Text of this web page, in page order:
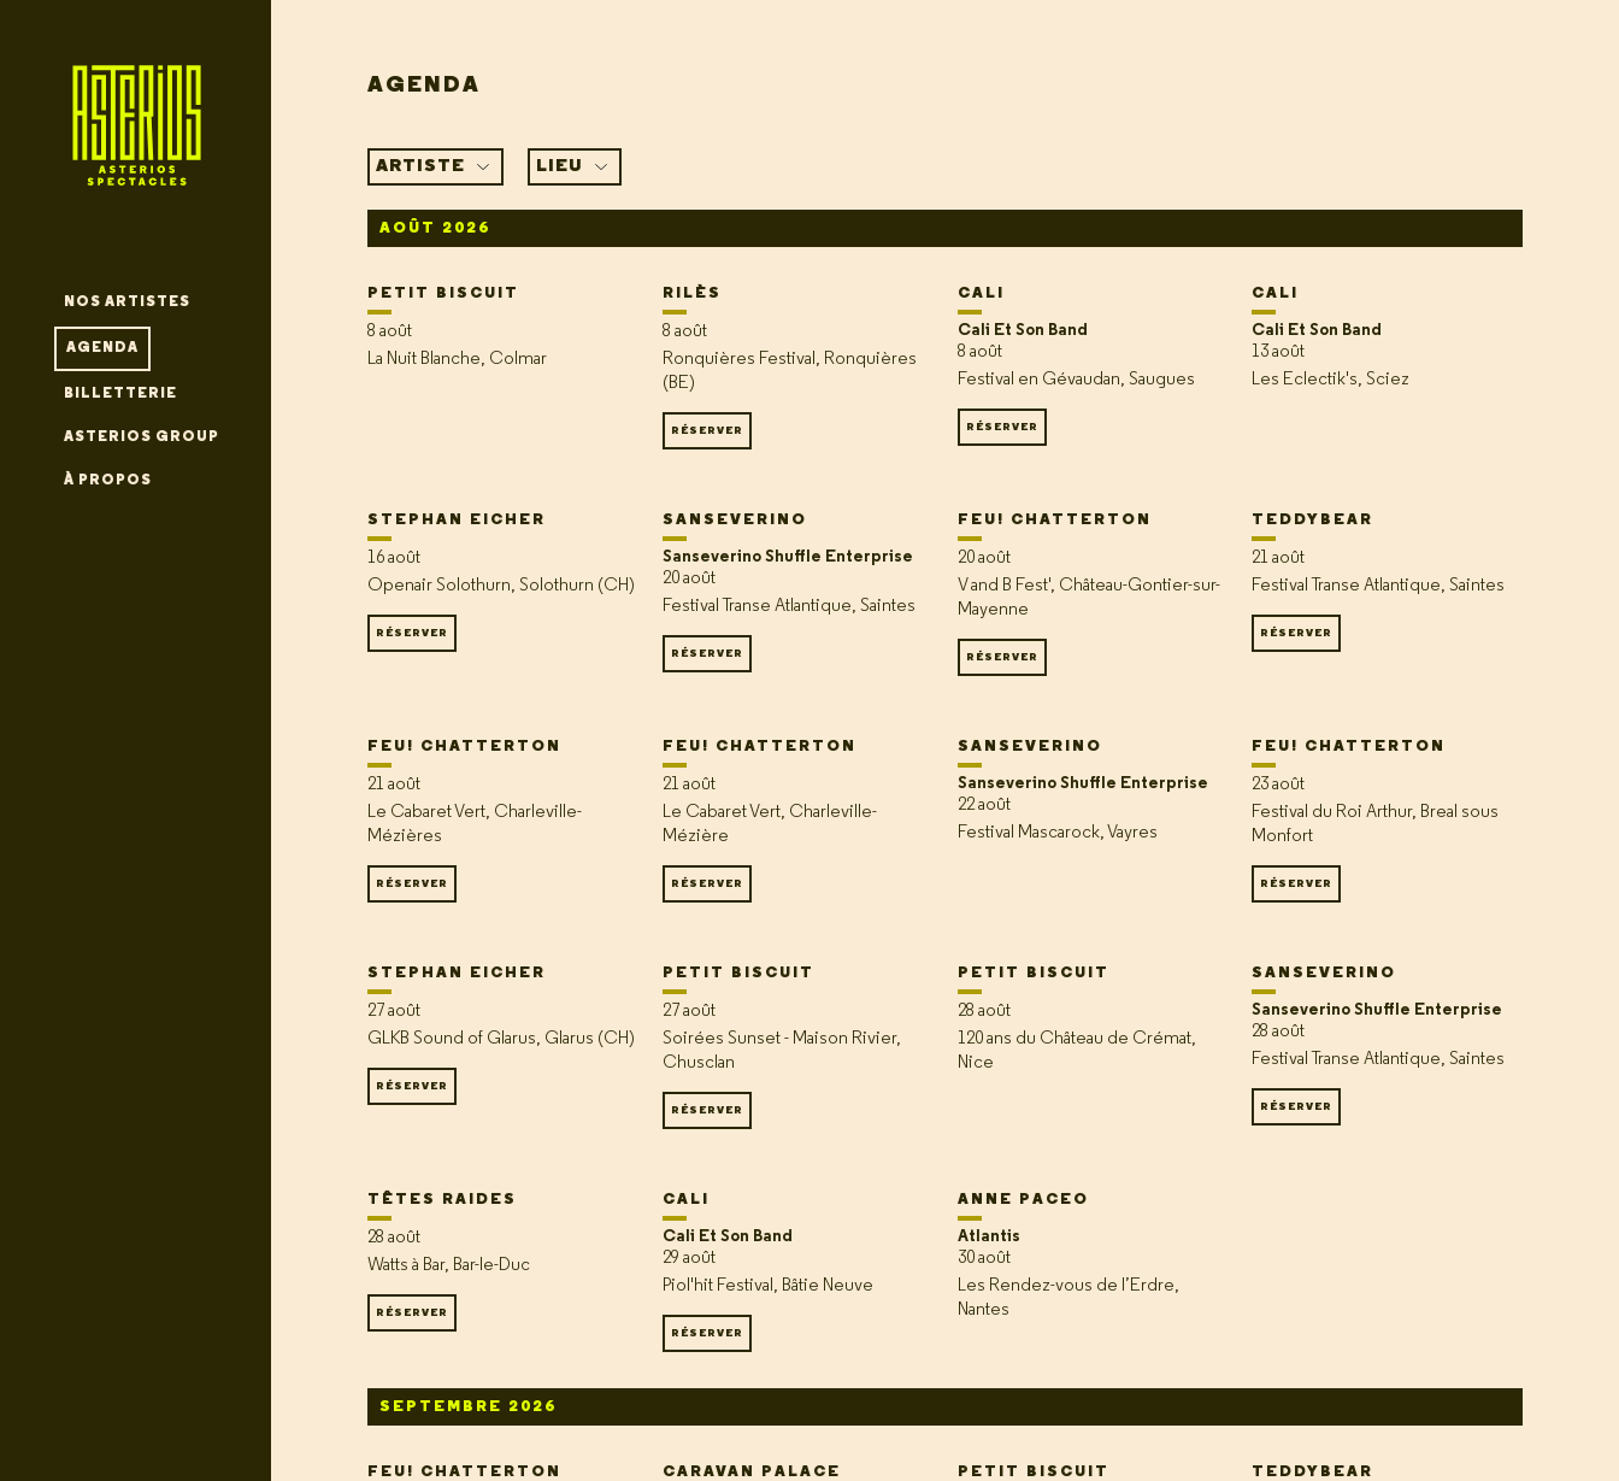
NOS ARTISTES
AGENDA
BILLETTERIE
ASTERIOS GROUP
À PROPOS
AGENDA
ARTISTE LIEU
AOÛT 2026
PETIT BISCUIT
8 août
La Nuit Blanche, Colmar
RILÈS
8 août
Ronquières Festival, Ronquières
(BE)
RÉSERVER
CALI
Cali Et Son Band
8 août
Festival en Gévaudan, Saugues
RÉSERVER
CALI
Cali Et Son Band
13 août
Les Eclectik's, Sciez
STEPHAN EICHER
16 août
Openair Solothurn, Solothurn (CH)
RÉSERVER
SANSEVERINO
Sanseverino Shuffle Enterprise
20 août
Festival Transe Atlantique, Saintes
RÉSERVER
FEU! CHATTERTON
20 août
V and B Fest', Château-Gontier-sur-
Mayenne
RÉSERVER
TEDDYBEAR
21 août
Festival Transe Atlantique, Saintes
RÉSERVER
FEU! CHATTERTON
21 août
Le Cabaret Vert, Charleville-
Mézières
RÉSERVER
FEU! CHATTERTON
21 août
Le Cabaret Vert, Charleville-
Mézière
RÉSERVER
SANSEVERINO
Sanseverino Shuffle Enterprise
22 août
Festival Mascarock, Vayres
FEU! CHATTERTON
23 août
Festival du Roi Arthur, Breal sous
Monfort
RÉSERVER
STEPHAN EICHER
27 août
GLKB Sound of Glarus, Glarus (CH)
RÉSERVER
PETIT BISCUIT
27 août
Soirées Sunset - Maison Rivier,
Chusclan
RÉSERVER
PETIT BISCUIT
28 août
120 ans du Château de Crémat,
Nice
SANSEVERINO
Sanseverino Shuffle Enterprise
28 août
Festival Transe Atlantique, Saintes
RÉSERVER
TÊTES RAIDES
28 août
Watts à Bar, Bar-le-Duc
RÉSERVER
CALI
Cali Et Son Band
29 août
Piol'hit Festival, Bâtie Neuve
RÉSERVER
ANNE PACEO
Atlantis
30 août
Les Rendez-vous de l’Erdre,
Nantes
SEPTEMBRE 2026
FEU! CHATTERTON CARAVAN PALACE PETIT BISCUIT TEDDYBEAR